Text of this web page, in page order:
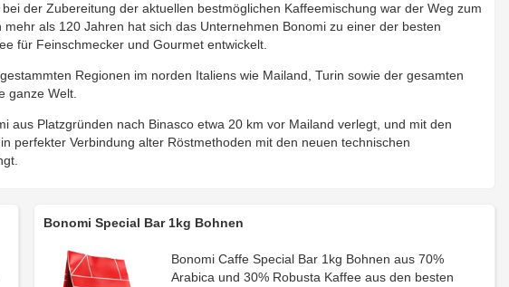
der Zubereitung der aktuellen bestmöglichen Kaffeemischung war der Weg zum
als 120 Jahren hat sich das Unternehmen Bonomi zu einer der besten
für Feinschmecker und Gourmet entwickelt.
Regionen im norden Italiens wie Mailand, Turin sowie der gesamten
ganze Welt.
Platzgründen nach Binasco etwa 20 km vor Mailand verlegt, und mit den
perfekter Verbindung alter Röstmethoden mit den neuen technischen
Bonomi Special Bar 1kg Bohnen
Bonomi Caffe Special Bar 1kg Bohnen aus 70%
Arabica und 30% Robusta Kaffee aus den besten